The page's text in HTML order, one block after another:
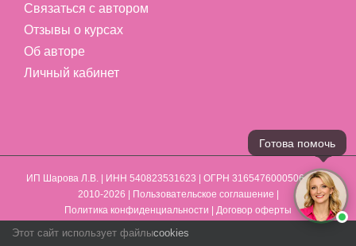
Связаться с автором
Отзывы о курсах
Об авторе
Личный кабинет
ИП Шарова Л.В. | ИНН 540823531623 | ОГРН 316547600050641 | ©
2010-2026 |
Пользовательское соглашение
Политика конфиденциальности
Договор оферты
Этот сайт использует файлыcookies